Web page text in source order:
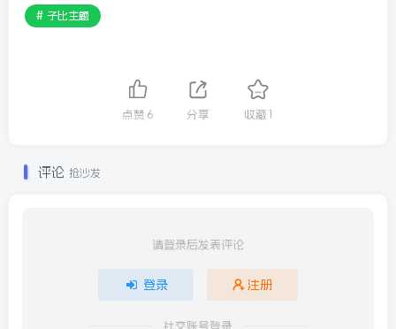
# 子比主题
点赞 6 分享 收藏 1
评论 抢沙发
请登录后发表评论
登录 注册
社交账号登录